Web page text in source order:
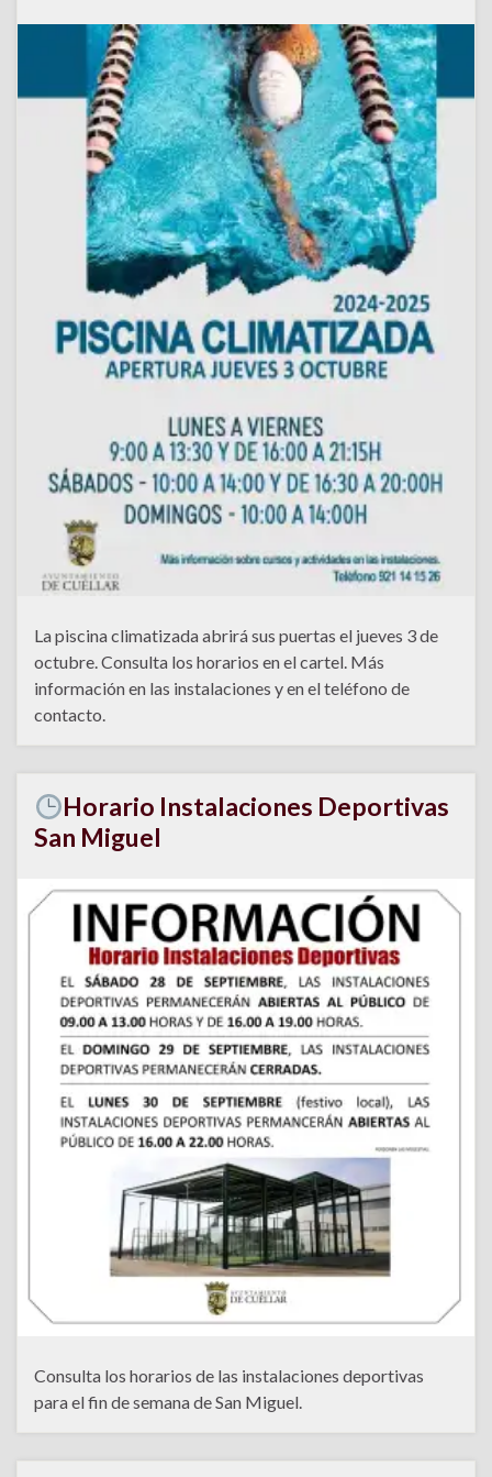
La piscina climatizada abrirá sus puertas el jueves 3 de
octubre. Consulta los horarios en el cartel. Más
información en las instalaciones y en el teléfono de
contacto.
Horario Instalaciones Deportivas
San Miguel
Consulta los horarios de las instalaciones deportivas
para el fin de semana de San Miguel.